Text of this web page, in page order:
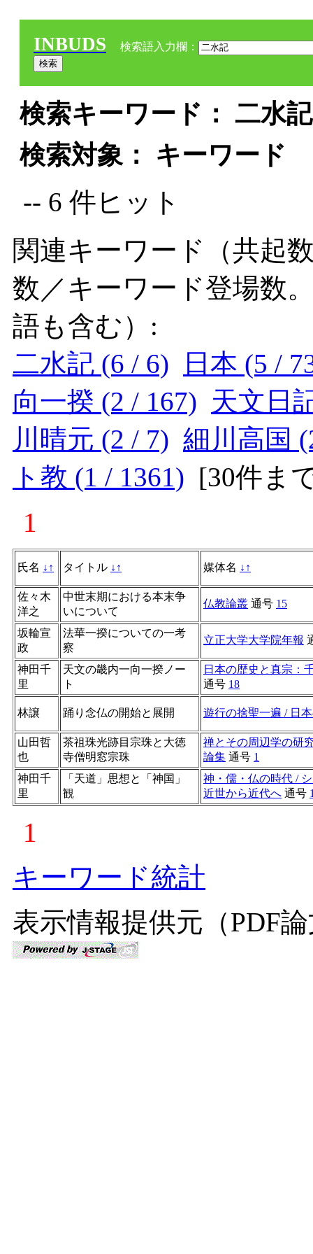
INBUDS 検索語入力欄：
検索キーワード： 二水
検索対象： キーワード
-- 6 件ヒット
関連キーワード（共起
数／キーワード登場数
語も含む）:
二水記 (6 / 6)
日本 (5 /
向一揆 (2 / 167) 天文日
川晴元 (2 / 7) 細川高国
ト教 (1 / 1361) [30件ま
1
氏名 ↓ ↑ タイトル ↓ ↑ 媒体名 ↓ ↑
佐々木
洋之
中世末期における本末争
いについて
仏教論叢 通号 15
坂輪宣
政
法華一揆についての一考
察
立正大学大学院年報
神田千
里
天文の畿内一向一揆ノー
ト
日本の歴史と真宗：
通号 18
林譲 踊り念仏の開始と展開 遊行の捨聖一遍 / 日
山田哲
也
茶祖珠光跡目宗珠と大徳
寺僧明窓宗珠
禅とその周辺学の研
論集 通号 1
神田千
里
「天道」思想と「神国」
観
神・儒・仏の時代 /
近世から近代へ 通号
1
キーワード統計
表示情報提供元（PDF